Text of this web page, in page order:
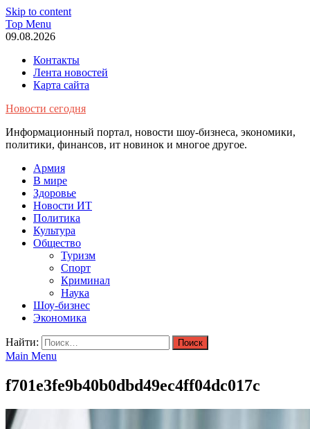
Skip to content
Top Menu
09.08.2026
Контакты
Лента новостей
Карта сайта
Новости сегодня
Информационный портал, новости шоу-бизнеса, экономики,
политики, финансов, ит новинок и многое другое.
Армия
В мире
Здоровье
Новости ИТ
Политика
Культура
Общество
Туризм
Спорт
Криминал
Наука
Шоу-бизнес
Экономика
Найти:
Main Menu
f701e3fe9b40b0dbd49ec4ff04dc017c